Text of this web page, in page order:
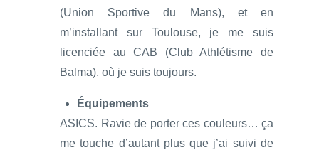
(Union Sportive du Mans), et en
m’installant sur Toulouse, je me suis
licenciée au CAB (Club Athlétisme de
Balma), où je suis toujours.
Équipements
ASICS. Ravie de porter ces couleurs… ça
me touche d’autant plus que j’ai suivi de